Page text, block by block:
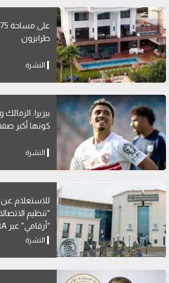
طرابزون
النشرة
بيزيرا:
كونها أكبر
النشرة
للاستعلام عن
"تنظيم
"أرقامي" عبر My NTRA
النشرة